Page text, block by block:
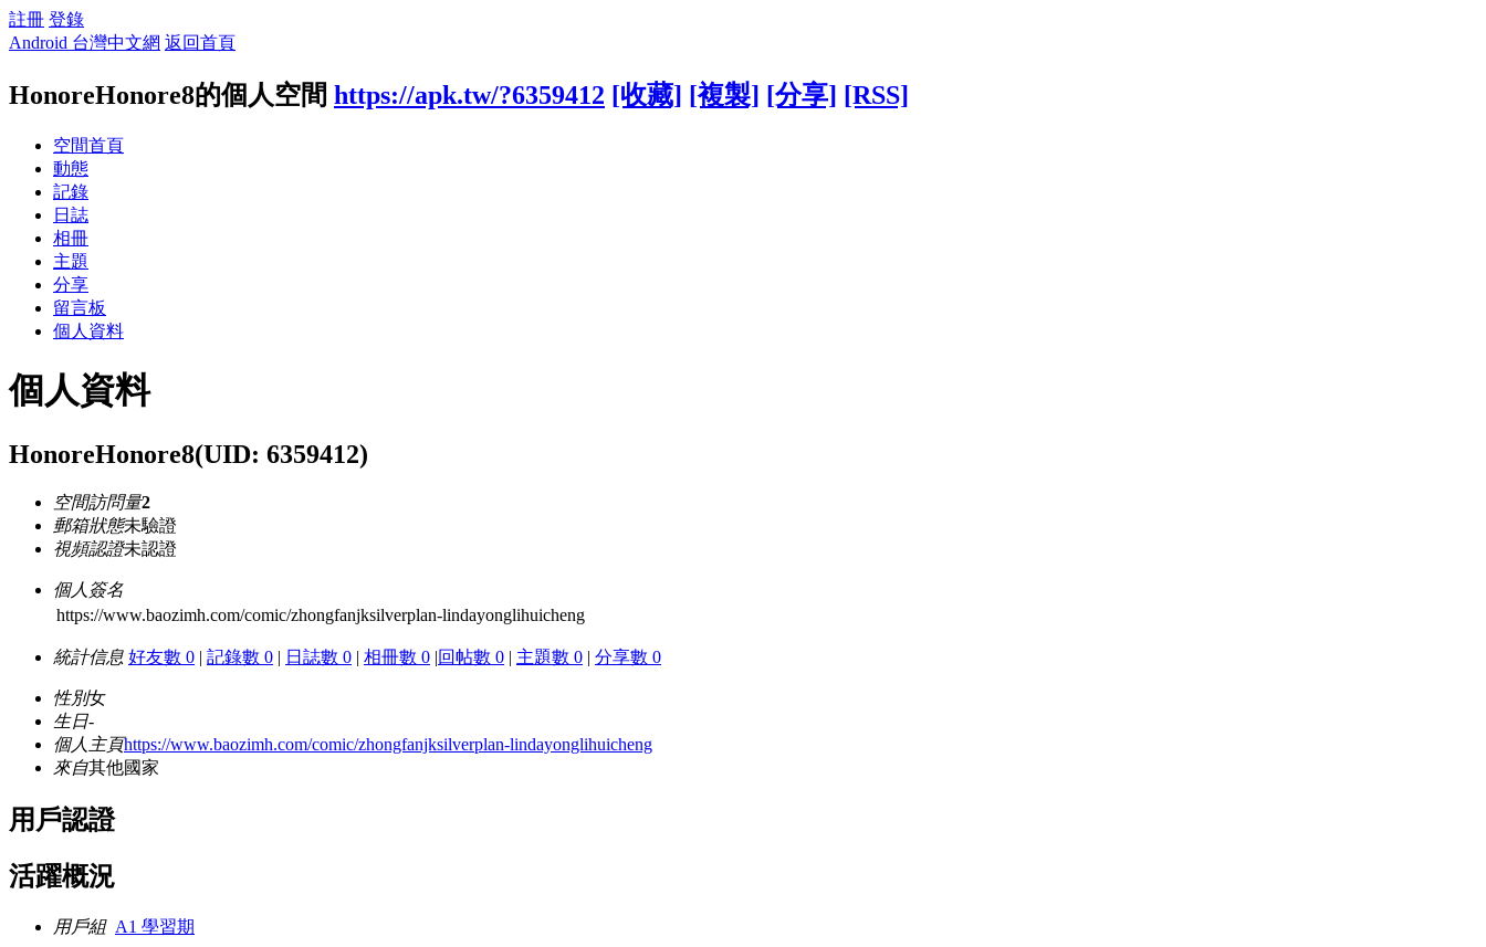
註冊 登錄
Android 台灣中文網 返回首頁
HonoreHonore8的個人空間 https://apk.tw/?6359412 [收藏] [複製] [分享] [RSS]
空間首頁
動態
記錄
日誌
相冊
主題
分享
留言板
個人資料
個人資料
HonoreHonore8(UID: 6359412)
空間訪問量2
郵箱狀態未驗證
視頻認證未認證
個人簽名
https://www.baozimh.com/comic/zhongfanjksilverplan-lindayonglihuicheng
統計信息 好友數 0 | 記錄數 0 | 日誌數 0 | 相冊數 0 |回帖數 0 | 主題數 0 | 分享數 0
性別女
生日-
個人主頁https://www.baozimh.com/comic/zhongfanjksilverplan-lindayonglihuicheng
來自其他國家
用戶認證
活躍概況
用戶組 A1 學習期